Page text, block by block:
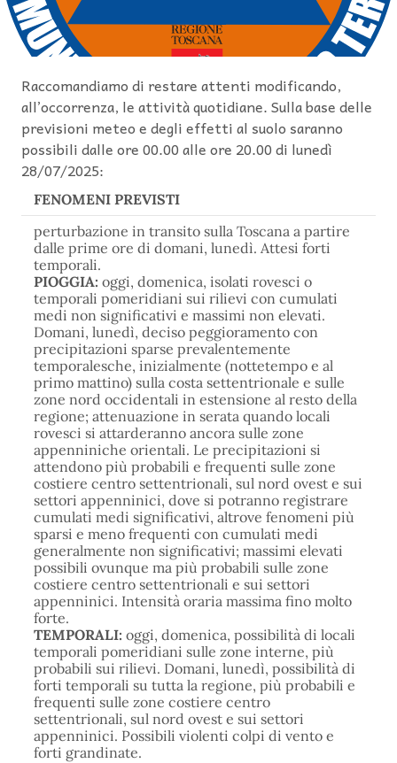
Raccomandiamo di restare attenti modificando,
all’occorrenza, le attività quotidiane. Sulla base delle
previsioni meteo e degli effetti al suolo saranno
possibili dalle ore 00.00 alle ore 20.00 di lunedì
28/07/2025:
FENOMENI PREVISTI
perturbazione in transito sulla Toscana a partire
dalle prime ore di domani, lunedì. Attesi forti
temporali.
PIOGGIA: oggi, domenica, isolati rovesci o
temporali pomeridiani sui rilievi con cumulati
medi non significativi e massimi non elevati.
Domani, lunedì, deciso peggioramento con
precipitazioni sparse prevalentemente
temporalesche, inizialmente (nottetempo e al
primo mattino) sulla costa settentrionale e sulle
zone nord occidentali in estensione al resto della
regione; attenuazione in serata quando locali
rovesci si attarderanno ancora sulle zone
appenniniche orientali. Le precipitazioni si
attendono più probabili e frequenti sulle zone
costiere centro settentrionali, sul nord ovest e sui
settori appenninici, dove si potranno registrare
cumulati medi significativi, altrove fenomeni più
sparsi e meno frequenti con cumulati medi
generalmente non significativi; massimi elevati
possibili ovunque ma più probabili sulle zone
costiere centro settentrionali e sui settori
appenninici. Intensità oraria massima fino molto
forte.
TEMPORALI: oggi, domenica, possibilità di locali
temporali pomeridiani sulle zone interne, più
probabili sui rilievi. Domani, lunedì, possibilità di
forti temporali su tutta la regione, più probabili e
frequenti sulle zone costiere centro
settentrionali, sul nord ovest e sui settori
appenninici. Possibili violenti colpi di vento e
forti grandinate.